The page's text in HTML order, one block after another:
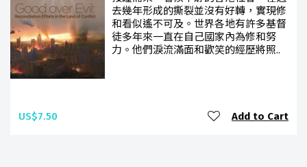
去幾年形成的撕裂並沒有好轉，實現修
和看似遙不可及。世界各地有許多基督
徒多年來一直在自己國家內為修和努
力。他們淚流滿面和歡笑的經歷將照..
US$7.50 Add to Cart